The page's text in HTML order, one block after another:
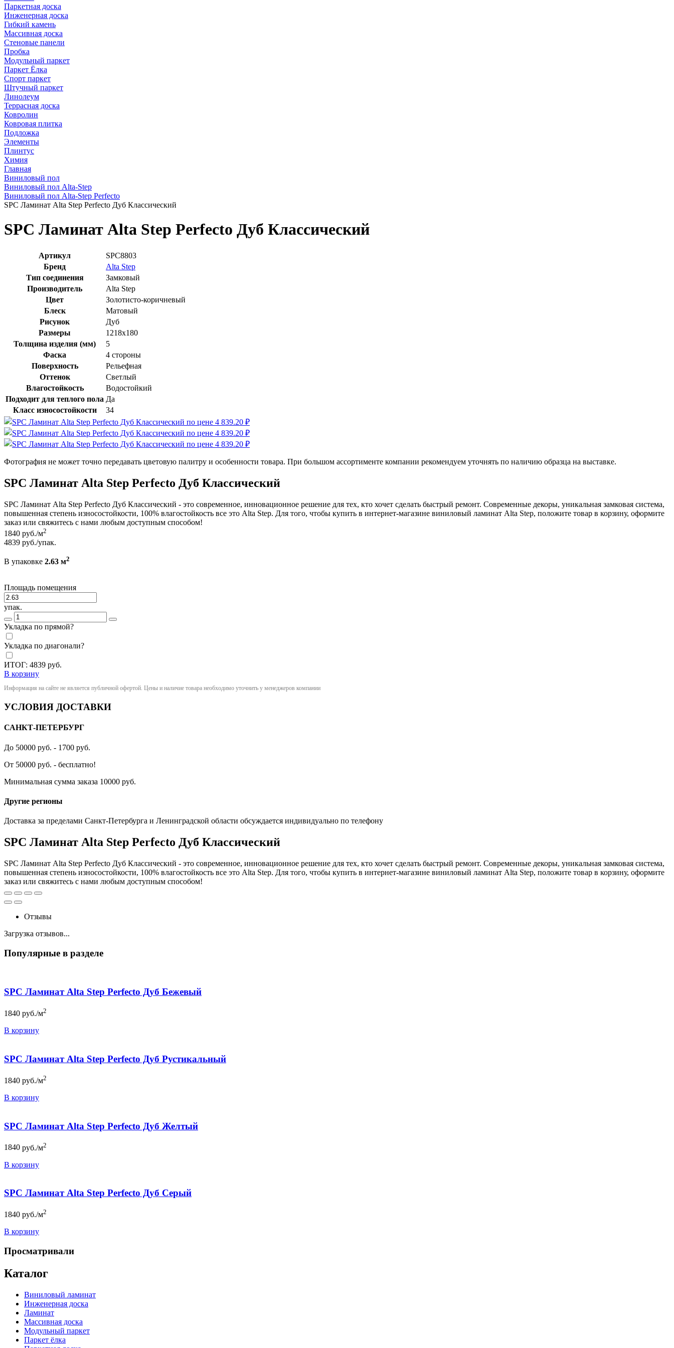
Паркетная доска
Инженерная доска
Гибкий камень
Массивная доска
Стеновые панели
Пробка
Модульный паркет
Паркет Ёлка
Спорт паркет
Штучный паркет
Линолеум
Террасная доска
Ковролин
Ковровая плитка
Подложка
Элементы
Плинтус
Химия
Главная
Виниловый пол
Виниловый пол Alta-Step
Виниловый пол Alta-Step Perfecto
SPC Ламинат Alta Step Perfecto Дуб Классический
SPC Ламинат Alta Step Perfecto Дуб Классический
Артикул
SPC8803
Бренд
Alta Step
Тип соединения
Замковый
Производитель
Alta Step
Цвет
Золотисто-коричневый
Блеск
Матовый
Рисунок
Дуб
Размеры
1218x180
Толщина изделия (мм)
5
Фаска
4 стороны
Поверхность
Рельефная
Оттенок
Светлый
Влагостойкость
Водостойкий
Подходит для теплого пола Да
Класс износостойкости
34
Фотография не может точно передавать цветовую палитру и особенности товара. При большом ассортименте компании рекомендуем уточнять по наличию образца на выставке.
SPC Ламинат Alta Step Perfecto Дуб Классический
SPC Ламинат Alta Step Perfecto Дуб Классический - это современное, инновационное решение для тех, кто хочет сделать быстрый ремонт. Современные декоры, уникальная замковая система,
повышенная степень износостойкости, 100% влагостойкость все это Alta Step. Для того, чтобы купить в интернет-магазине виниловый ламинат Alta Step, положите товар в корзину, оформите
заказ или свяжитесь с нами любым доступным способом!
1840 руб./м2
4839 руб./упак.
В упаковке 2.63 м2
Площадь помещения
упак.
Укладка по прямой?
Укладка по диагонали?
ИТОГ: 4839 руб.
В корзину
Информация на сайте не является публичной офертой. Цены и наличие товара необходимо уточнить у менеджеров компании
УСЛОВИЯ ДОСТАВКИ
САНКТ-ПЕТЕРБУРГ
До 50000 руб. - 1700 руб.
От 50000 руб. - бесплатно!
Минимальная сумма заказа 10000 руб.
Другие регионы
Доставка за пределами Санкт-Петербурга и Ленинградской области обсуждается индивидуально по телефону
SPC Ламинат Alta Step Perfecto Дуб Классический
SPC Ламинат Alta Step Perfecto Дуб Классический - это современное, инновационное решение для тех, кто хочет сделать быстрый ремонт. Современные декоры, уникальная замковая система,
повышенная степень износостойкости, 100% влагостойкость все это Alta Step. Для того, чтобы купить в интернет-магазине виниловый ламинат Alta Step, положите товар в корзину, оформите
заказ или свяжитесь с нами любым доступным способом!
Отзывы
Загрузка отзывов...
Популярные в разделе
SPC Ламинат Alta Step Perfecto Дуб Бежевый
1840 руб./м2
В корзину
SPC Ламинат Alta Step Perfecto Дуб Рустикальный
1840 руб./м2
В корзину
SPC Ламинат Alta Step Perfecto Дуб Желтый
1840 руб./м2
В корзину
SPC Ламинат Alta Step Perfecto Дуб Серый
1840 руб./м2
В корзину
Просматривали
Каталог
Виниловый ламинат
Инженерная доска
Ламинат
Массивная доска
Модульный паркет
Паркет ёлка